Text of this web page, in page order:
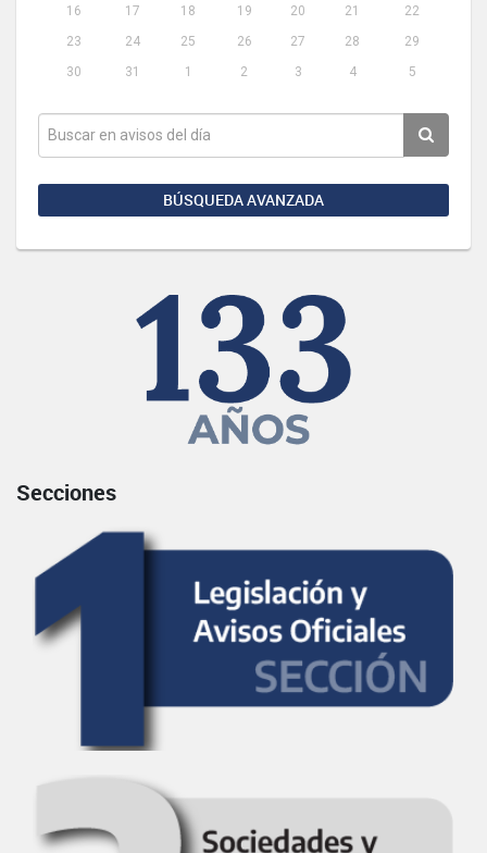
16
17 18 19 20 21
22
23
24 25 26 27 28
29
30
31 1 2 3 4 5
BÚSQUEDA AVANZADA
Secciones